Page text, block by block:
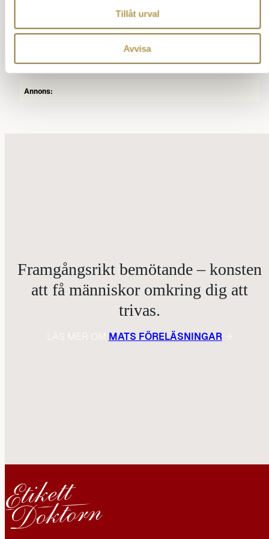
Tillåt urval
Avvisa
Klädkoder på bröllop
Annons:
Framgångsrikt bemötande – konsten
att få människor omkring dig att
trivas.
MATS FÖRELÄSNINGAR→